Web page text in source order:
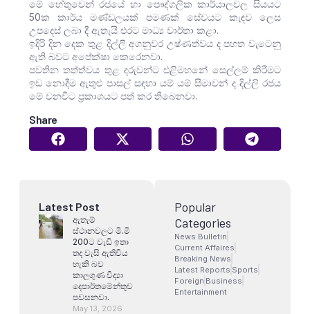
මේ හේතුවෙන් රජයේ හා පෞද්ගලික කාර්යාලවල සියයට
50ක කාර්ය මණ්ඩලයක් පමණක් සේවයට කැඳව ලෙස
උපදෙස් ලබා දී ඇතැයි එරට මාධ්‍ය වාර්තා කළා.
ඉදිරි දින දෙක තුළ දිල්ලි අගනුවර උෂ්ණත්වය ද පහත වැටෙනු
ඇති බවට අපේක්ෂා කෙරෙනවා.
පවතින තත්ත්වය තුළ දරුවන්ට එළිමහනේ සෙල්ලම් කිරීමට
ඉඩ නොදීම ඇතුළු පාසල් සඳහා යම් යම් සීමාවන් ද දිල්ලි රජය
මේ වනවිට ප්‍රකාශයට පත් කර තිබෙනවා.
Share
Latest Post
ඇතැම්
ස්ථානවලට මි.මි
200ට වැඩි ඉතා
තද වැසි ඇතිවිය
හැකි බව
කාලගුණ විද්‍යා
දෙපාර්තමේන්තුව
පවසනවා.
May 13, 2026
Popular
Categories
News Bulletin
Current Affaires
Breaking News
Latest Reports Sports
Foreign Business
Entertainment